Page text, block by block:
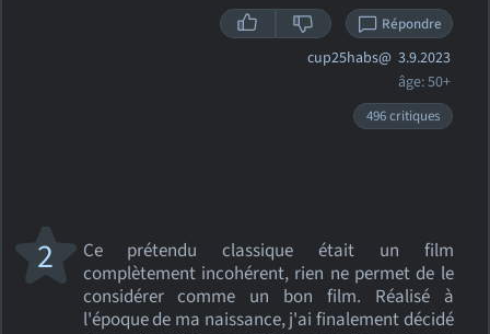
Répondre
cup25habs@ 3.9.2023
âge: 50+
496 critiques
Ce prétendu classique était un film
complètement incohérent, rien ne permet de le
considérer comme un bon film. Réalisé à
l'époque de ma naissance, j'ai finalement décidé
2